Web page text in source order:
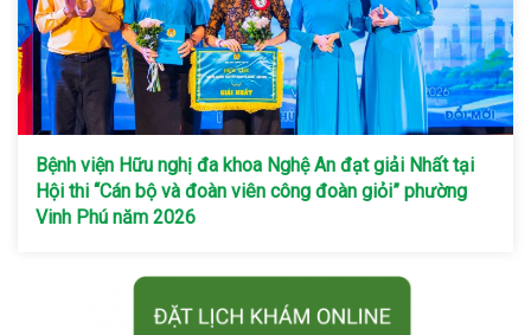
Bệnh viện Hữu nghị đa khoa Nghệ An đạt giải Nhất tại
Hội thi “Cán bộ và đoàn viên công đoàn giỏi” phường
Vinh Phú năm 2026